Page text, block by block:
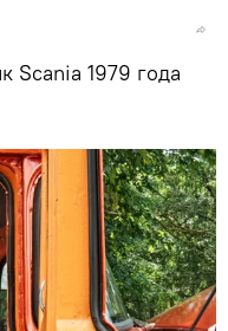
Scania 1979 года